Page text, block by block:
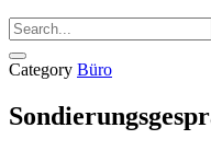
Category Büro